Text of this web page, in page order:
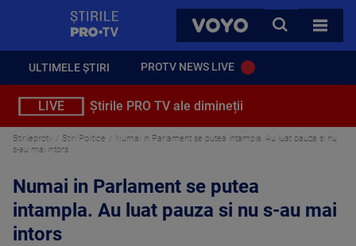
VOYO
CAUTA
TOATE
ULTIMELE ȘTIRI PROTV NEWS LIVE
LIVE Știrile PRO TV ale dimineții
Stirileprotv Stiri Politice
Numai in Parlament se putea intampla. Au luat pauza si nu
s-au mai intors
Numai in Parlament se putea
intampla. Au luat pauza si nu s-au mai
intors